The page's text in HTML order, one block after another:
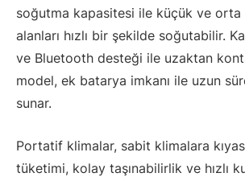
soğutma kapasitesi ile küçük ve
alanları hızlı bir şekilde soğutabilir.
ve Bluetooth desteği ile uzaktan
model, ek batarya imkanı ile uzun
sunar.
Portatif klimalar, sabit klimalara
tüketimi, kolay taşınabilirlik ve hızlı